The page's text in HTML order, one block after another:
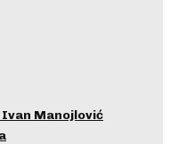
Ivan Manojlović